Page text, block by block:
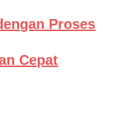
Proses
Cepat